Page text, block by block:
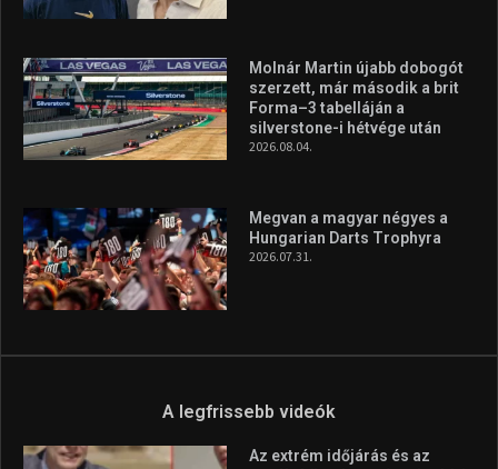
Molnár Martin újabb dobogót
szerzett, már második a brit
Forma–3 tabelláján a
silverstone-i hétvége után
2026.08.04.
Megvan a magyar négyes a
Hungarian Darts Trophyra
2026.07.31.
A legfrissebb videók
Az extrém időjárás és az